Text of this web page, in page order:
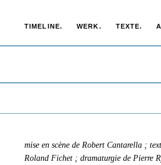
TIMELINE. WERK. TEXTE.
mise en scène de Robert Cantarella ;
Roland Fichet ; dramaturgie de Pierre